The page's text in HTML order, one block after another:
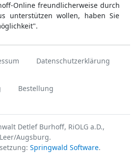
Online freundlicherweise durch
unterstützen wollen, haben Sie
Datenschutzerklärung
Bestellung
Detlef Burhoff, RiOLG a.D.,
Leer/Augsburg.
Springwald Software.